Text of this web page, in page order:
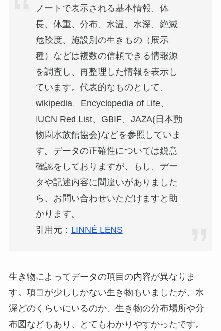
ノートで表示される基本情報、体
長、体重、分布、水温、水深、絶滅
危険度、施設別の生きもの（展示
種）などは複数の信頼できる情報源
を調査し、再整理した情報を表示し
ています。代表的なものとして、
wikipedia、Encyclopedia of Life、
IUCN Red List、GBIF、JAZA(日本動
物園水族館協会)などを参照していま
す。データの正確性については鋭意
確認をしておりますが、もし、デー
タや記述内容に間違いがありました
ら、お問い合わせいただけますと助
かります。
引用元： LINNÉ LENS
生き物によってデータの項目の内容が異なりま
す。項目が少ししかない生き物もいましたが、水
深どのくらいにいるのか、生き物の分布場所や分
布図などもあり、とてもわかりやすかったです。